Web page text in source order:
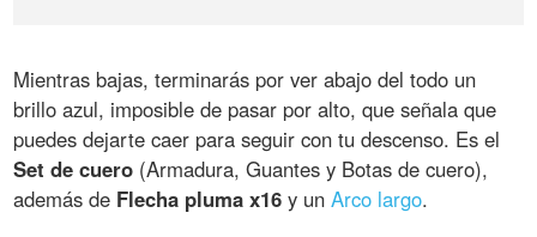
Mientras bajas, terminarás por ver abajo del todo un
brillo azul, imposible de pasar por alto, que señala que
puedes dejarte caer para seguir con tu descenso. Es el
Set de cuero (Armadura, Guantes y Botas de cuero),
además de Flecha pluma x16 y unArco largo.